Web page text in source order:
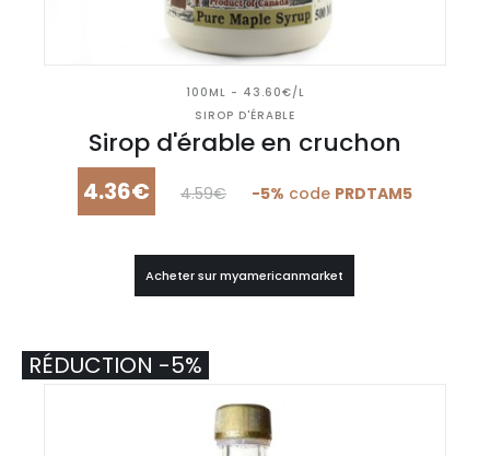
100ML - 43.60€/L
SIROP D'ÉRABLE
Sirop d'érable en cruchon
4.36€ 4.59€ -5% code PRDTAM5
Acheter sur myamericanmarket
RÉDUCTION -5%